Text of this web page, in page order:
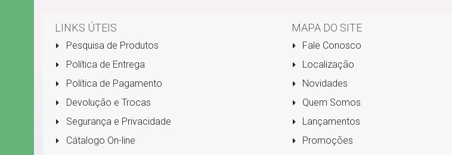
LINKS ÚTEIS
Pesquisa de Produtos
Política de Entrega
Política de Pagamento
Devolução e Trocas
Segurança e Privacidade
Cátalogo On-line
MAPA DO SITE
Fale Conosco
Localização
Novidades
Quem Somos
Lançamentos
Promoções